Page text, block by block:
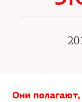
Они полагают,